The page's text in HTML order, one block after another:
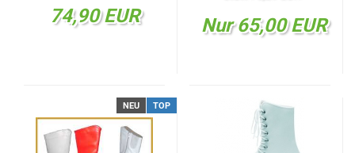
74,90 EUR Nur 65,00 EUR
NEU TOP